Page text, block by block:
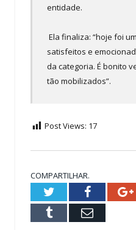
entidade.
Ela finaliza: “hoje foi
satisfeitos e
da categoria. É bonito
tão mobilizados”.
Post Views: 17
COMPARTILHAR.
TwitterFacebook
Tumblr Email